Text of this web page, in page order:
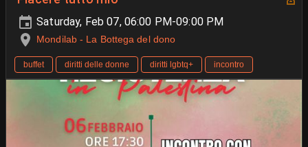
Saturday, Feb 07, 06:00 PM-09:00 PM
Mondilab - La Bottega del dono
buffet diritti delle donne diritti lgbtq+ incontro